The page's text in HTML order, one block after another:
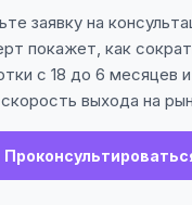
заявку на
покажет, как
с 18 до 6 месяцев
скорость выхода на